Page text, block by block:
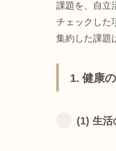
課題を、自立
チェックした
集約した課題
1. 健康
(1) 生活